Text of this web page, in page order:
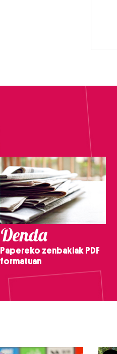
Denda
Papereko zenbakiak PDF
formatuan